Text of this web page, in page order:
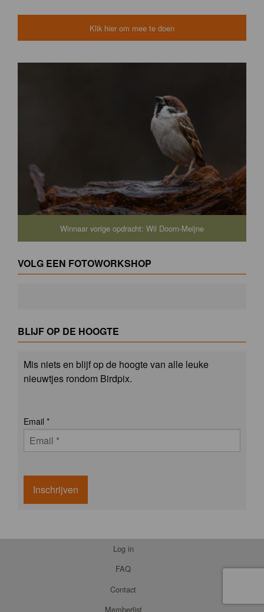
Klik hier om mee te doen
Winnaar vorige opdracht: Wil Doorn-Meijne
VOLG EEN FOTOWORKSHOP
BLIJF OP DE HOOGTE
Mis niets en blijf op de hoogte van alle leuke
nieuwtjes rondom Birdpix.
Email *
Inschrijven
Log in
FAQ
Contact
Memberlist